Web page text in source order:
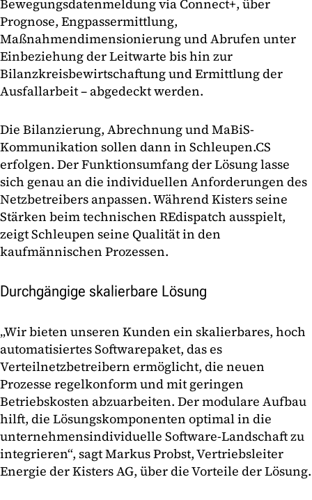
Bewegungsdatenmeldung via Connect+, über
Prognose, Engpassermittlung,
Maßnahmendimensionierung und Abrufen unter
Einbeziehung der Leitwarte bis hin zur
Bilanzkreisbewirtschaftung und Ermittlung der
Ausfallarbeit – abgedeckt werden.
Die Bilanzierung, Abrechnung und MaBiS-
Kommunikation sollen dann in Schleupen.CS
erfolgen. Der Funktionsumfang der Lösung lasse
sich genau an die individuellen Anforderungen des
Netzbetreibers anpassen. Während Kisters seine
Stärken beim technischen REdispatch ausspielt,
zeigt Schleupen seine Qualität in den
kaufmännischen Prozessen.
Durchgängige skalierbare Lösung
„Wir bieten unseren Kunden ein skalierbares, hoch
automatisiertes Softwarepaket, das es
Verteilnetzbetreibern ermöglicht, die neuen
Prozesse regelkonform und mit geringen
Betriebskosten abzuarbeiten. Der modulare Aufbau
hilft, die Lösungskomponenten optimal in die
unternehmensindividuelle Software-Landschaft zu
integrieren“, sagt Markus Probst, Vertriebsleiter
Energie der Kisters AG, über die Vorteile der Lösung.